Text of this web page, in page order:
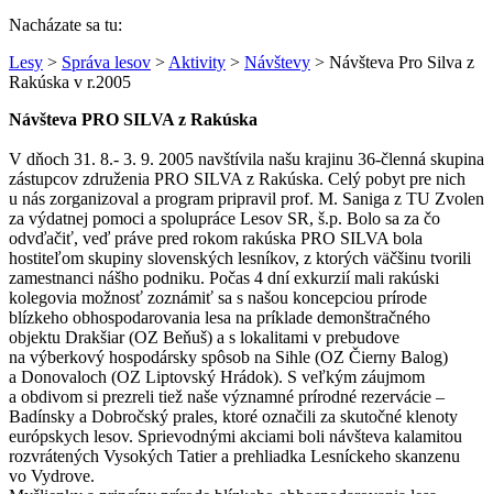
Nacházate sa tu:
Lesy > Správa lesov > Aktivity > Návštevy > Návšteva Pro Silva z
Rakúska v r.2005
Návšteva PRO SILVA z Rakúska
V dňoch 31. 8.- 3. 9. 2005 navštívila našu krajinu 36-členná skupina
zástupcov združenia PRO SILVA z Rakúska. Celý pobyt pre nich
u nás zorganizoval a program pripravil prof. M. Saniga z TU Zvolen
za výdatnej pomoci a spolupráce Lesov SR, š.p. Bolo sa za čo
odvďačiť, veď práve pred rokom rakúska PRO SILVA bola
hostiteľom skupiny slovenských lesníkov, z ktorých väčšinu tvorili
zamestnanci nášho podniku. Počas 4 dní exkurzií mali rakúski
kolegovia možnosť zoznámiť sa s našou koncepciou prírode
blízkeho obhospodarovania lesa na príklade demonštračného
objektu Drakšiar (OZ Beňuš) a s lokalitami v prebudove
na výberkový hospodársky spôsob na Sihle (OZ Čierny Balog)
a Donovaloch (OZ Liptovský Hrádok). S veľkým záujmom
a obdivom si prezreli tiež naše významné prírodné rezervácie –
Badínsky a Dobročský prales, ktoré označili za skutočné klenoty
európskych lesov. Sprievodnými akciami boli návšteva kalamitou
rozvrátených Vysokých Tatier a prehliadka Lesníckeho skanzenu
vo Vydrove.